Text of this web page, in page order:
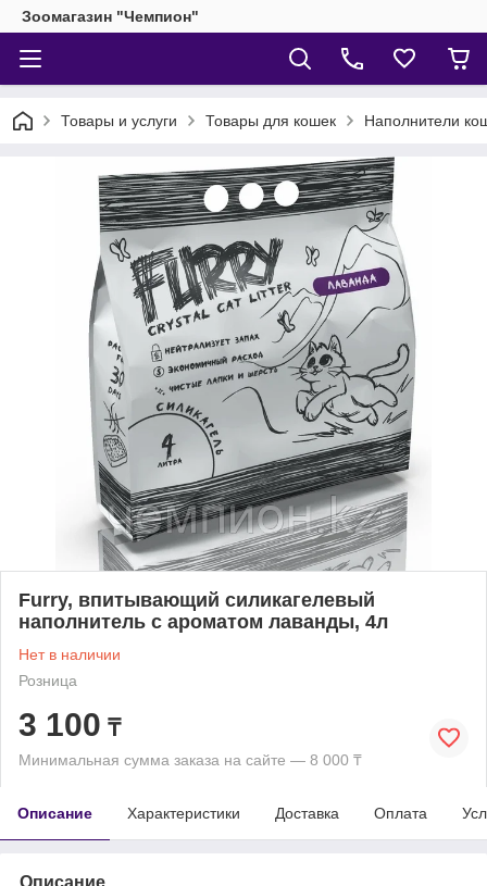
Зоомагазин "Чемпион"
Товары и услуги Товары для кошек Наполнители
Furry, впитывающий силикагелевый
наполнитель с ароматом лаванды, 4л
Нет в наличии
Розница
3 100 ₸
Минимальная сумма заказа на сайте — 8 000 ₸
Описание Характеристики Доставка Оплата
Описание